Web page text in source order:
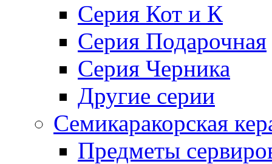
Серия Кот и К
Серия Подарочная
Серия Черника
Другие серии
Семикаракорская
Предметы